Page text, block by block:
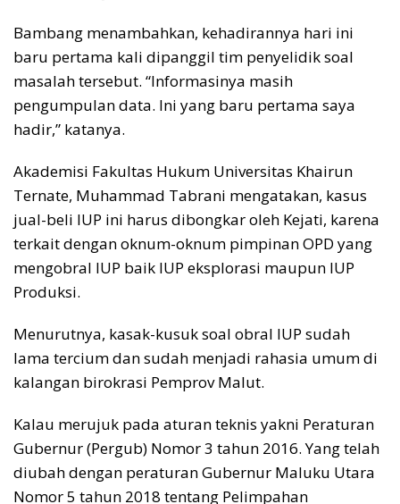
Bambang menambahkan, kehadirannya hari ini
baru pertama kali dipanggil tim penyelidik soal
masalah tersebut. “Informasinya masih
pengumpulan data. Ini yang baru pertama saya
hadir,” katanya.
Akademisi Fakultas Hukum Universitas Khairun
Ternate, Muhammad Tabrani mengatakan, kasus
jual-beli IUP ini harus dibongkar oleh Kejati, karena
terkait dengan oknum-oknum pimpinan OPD yang
mengobral IUP baik IUP eksplorasi maupun IUP
Produksi.
Menurutnya, kasak-kusuk soal obral IUP sudah
lama tercium dan sudah menjadi rahasia umum di
kalangan birokrasi Pemprov Malut.
Kalau merujuk pada aturan teknis yakni Peraturan
Gubernur (Pergub) Nomor 3 tahun 2016. Yang telah
diubah dengan peraturan Gubernur Maluku Utara
Nomor 5 tahun 2018 tentang Pelimpahan